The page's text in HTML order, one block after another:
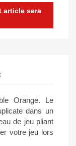
article sera
Orange. Le
dans un
de jeu pliant
votre jeu lors